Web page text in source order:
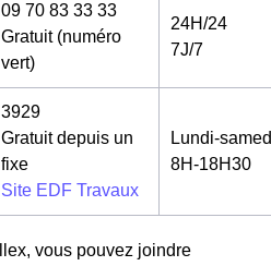
09 70 83 33 33
Gratuit (numéro
vert)
24H/24
7J/7
3929
Gratuit depuis un
fixe
Site EDF Travaux
Lundi-
8H-18H30
vous pouvez joindre